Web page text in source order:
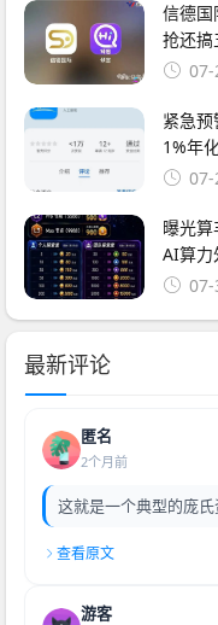
信德国
抢还搞
紧急预
1%年
单割07-
曝光
AI算力
07-
最新评论
匿名
2个月前
这就是一个典型的庞
查看原文
游客